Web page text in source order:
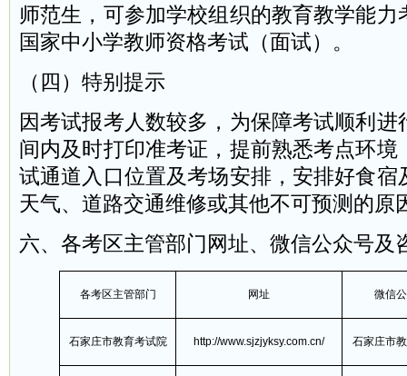
师范生，可参加学校组织的教育教学能力
国家中小学教师资格考试（面试）。
（四）特别提示
因考试报考人数较多，为保障考试顺利进
间内及时打印准考证，提前熟悉考点环境
试通道入口位置及考场安排，安排好食宿
天气、道路交通维修或其他不可预测的原
六、各考区主管部门网址、微信公众号及
各考区主管部门 网址 微信
石家庄市教育考试院 http://www.sjzjyksy.com.cn/ 石家庄市